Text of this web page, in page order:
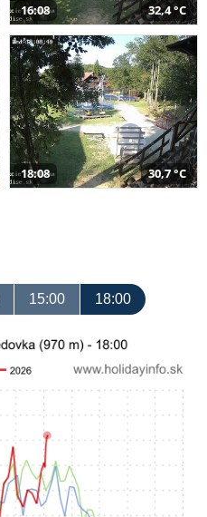
16:08 32,4 °C
18:08 30,7 °C
15:00 18:00